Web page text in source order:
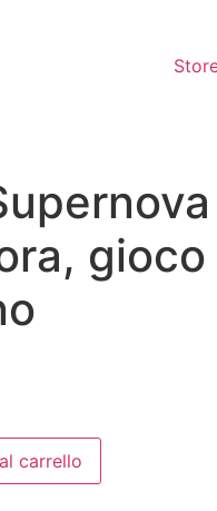
carrello